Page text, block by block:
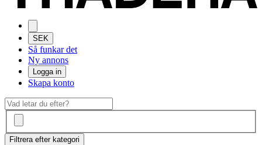
SEK
Så funkar det
Ny annons
Logga in
Skapa konto
Filtrera efter kategori